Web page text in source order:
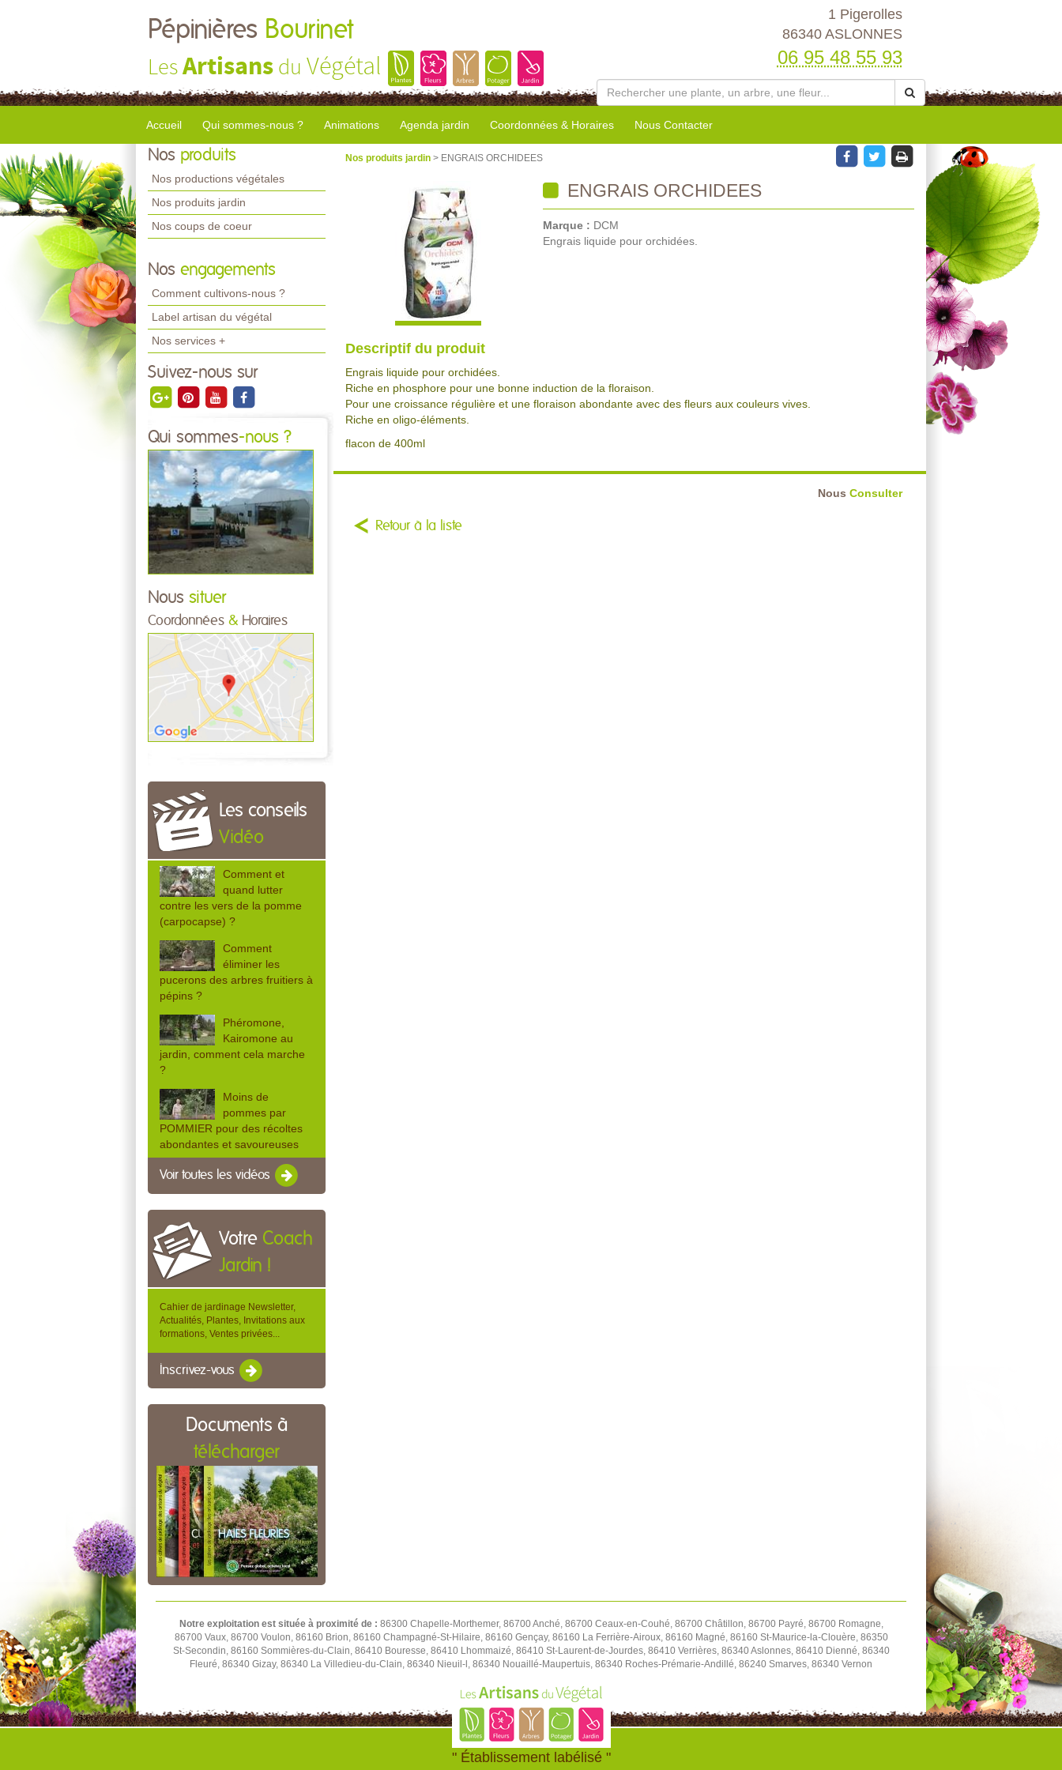
Pépinières Bourinet
LesArtisans du Végétal
1 Pigerolles
86340 ASLONNES
06 95 48 55 93
Accueil Qui sommes-nous ? Animations Agenda jardin Coordonnées & Horaires Nous Contacter
Nos produits
Nos productions végétales
Nos produits jardin
Nos coups de coeur
Nos engagements
Comment cultivons-nous ?
Label artisan du végétal
Nos services +
Suivez-nous sur
Qui sommes-nous ?
Nous situer
Coordonnées & Horaires
Les conseils
Vidéo
Comment et
quand lutter
contre les vers de la pomme
(carpocapse) ?
Comment
éliminer les
pucerons des arbres fruitiers à
pépins ?
Phéromone,
Kairomone au
jardin, comment cela marche
?
Moins de
pommes par
POMMIER pour des récoltes
abondantes et savoureuses
Voir toutes les vidéos
Votre Coach
Jardin !
Cahier de jardinage Newsletter,
Actualités, Plantes, Invitations aux
formations, Ventes privées...
Inscrivez-vous
Documents à
télécharger
Nos produits jardin > ENGRAIS ORCHIDEES
ENGRAIS ORCHIDEES
Marque : DCM
Engrais liquide pour orchidées.
Descriptif du produit
Engrais liquide pour orchidées.
Riche en phosphore pour une bonne induction de la floraison.
Pour une croissance régulière et une floraison abondante avec des fleurs aux couleurs vives.
Riche en oligo-éléments.
flacon de 400ml
Nous Consulter
Retour à la liste
Notre exploitation est située à proximité de : 86300 Chapelle-Morthemer, 86700 Anché, 86700 Ceaux-en-Couhé, 86700 Châtillon, 86700 Payré, 86700 Romagne,
86700 Vaux, 86700 Voulon, 86160 Brion, 86160 Champagné-St-Hilaire, 86160 Gençay, 86160 La Ferrière-Airoux, 86160 Magné, 86160 St-Maurice-la-Clouère, 86350
St-Secondin, 86160 Sommières-du-Clain, 86410 Bouresse, 86410 Lhommaizé, 86410 St-Laurent-de-Jourdes, 86410 Verrières, 86340 Aslonnes, 86410 Dienné, 86340
Fleuré, 86340 Gizay, 86340 La Villedieu-du-Clain, 86340 Nieuil-l, 86340 Nouaillé-Maupertuis, 86340 Roches-Prémarie-Andillé, 86240 Smarves, 86340 Vernon
" Établissement labélisé "